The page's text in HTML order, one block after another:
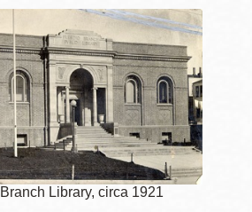
Library, circa 1921